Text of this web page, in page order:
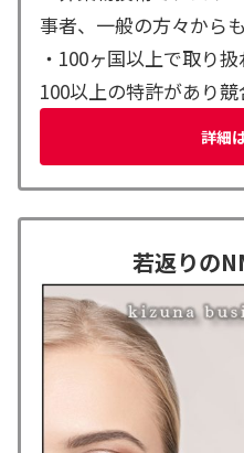
事者、一般の方々から
・100ヶ国以上で取り扱
100以上の特許があり競
詳細
若返りの